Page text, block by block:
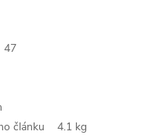
47
článku 4.1 kg